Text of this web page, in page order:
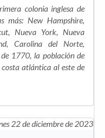
colonia inglesa de
más: New Hampshire,
Nueva York, Nueva
Carolina del Norte,
1770, la población de
atlántica al este de
22 de diciembre de 2023